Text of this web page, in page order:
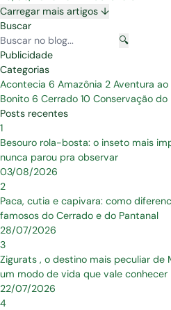
Carregar mais artigos ↓
Buscar
🔍
Publicidade
Categorias
Acontecia 6 Amazônia 2 Aventura ao
Bonito 6 Cerrado 10 Conservação do
Posts recentes
1
Besouro rola-bosta: o inseto mais
nunca parou pra observar
03/08/2026
2
Paca, cutia e capivara: como
famosos do Cerrado e do Pantanal
28/07/2026
3
Zigurats , o destino mais peculiar de
um modo de vida que vale conhecer
22/07/2026
4